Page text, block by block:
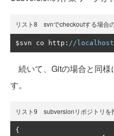
リスト8 svnでcheckoutする場合
$svn co http : //
続いて、Gitの場合と同様
す。
リスト9 subversionリポジトリを
{